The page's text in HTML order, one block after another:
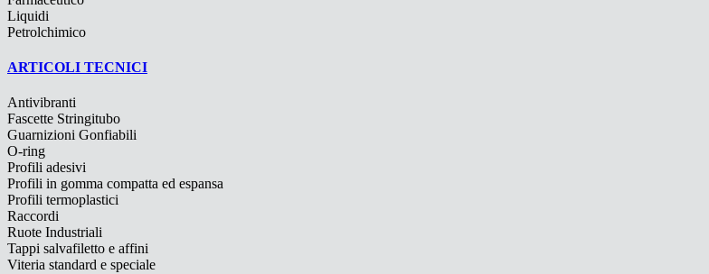
Liquidi
Petrolchimico
ARTICOLI TECNICI
Antivibranti
Fascette Stringitubo
Guarnizioni Gonfiabili
O-ring
Profili adesivi
Profili in gomma compatta ed espansa
Profili termoplastici
Raccordi
Ruote Industriali
Tappi salvafiletto e affini
Viteria standard e speciale